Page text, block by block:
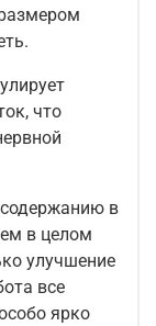
что
в
в целом
улучшение
все
ярко